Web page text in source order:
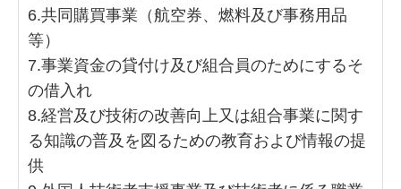
6.共同購買事業（航空券、燃料及び事務用品
等）
7.事業資金の貸付け及び組合員のためにするそ
の借入れ
8.経営及び技術の改善向上又は組合事業に関す
る知識の普及を図るための教育および情報の提
供